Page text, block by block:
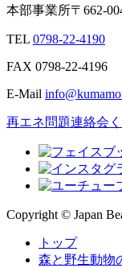
本部事業所〒662-
TEL 0798-22-4190
FAX 0798-22-4196
E-Mail
再エネ問題連絡会
Copyright © Japan
トップ
森と野生動物